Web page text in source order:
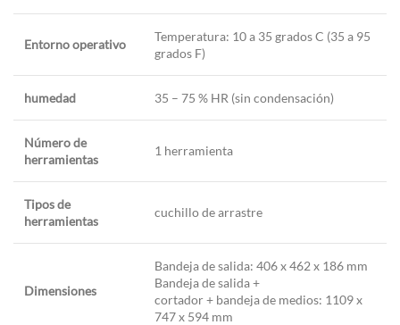
Entorno operativo
Temperatura: 10 a 35 grados C (35 a 95
grados F)
humedad 35 – 75 % HR (sin condensación)
Número de
herramientas
1 herramienta
Tipos de
herramientas
cuchillo de arrastre
Dimensiones
Bandeja de salida: 406 x 462 x 186 mm
Bandeja de salida +
cortador + bandeja de medios: 1109 x
747 x 594 mm